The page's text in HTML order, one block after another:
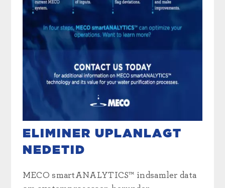
ELIMINER UPLANLAGT
NEDETID
MECO smartANALYTICS™ indsamler data